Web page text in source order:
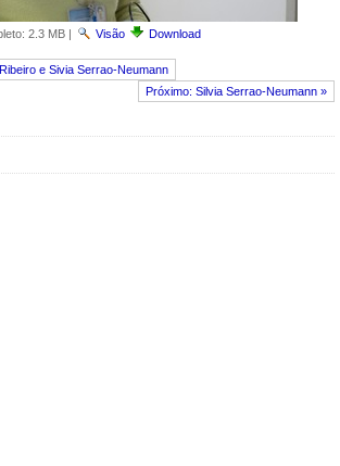
2.3 MB| Visão Download
e Sivia Serrao-Neumann
Próximo: Silvia Serrao-Neumann »